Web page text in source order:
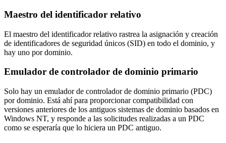
Maestro del identificador relativo
El maestro del identificador relativo rastrea la asignación y creación
de identificadores de seguridad únicos (SID) en todo el dominio, y
hay uno por dominio.
Emulador de controlador de dominio primario
Solo hay un emulador de controlador de dominio primario (PDC)
por dominio. Está ahí para proporcionar compatibilidad con
versiones anteriores de los antiguos sistemas de dominio basados ​​en
Windows NT, y responde a las solicitudes realizadas a un PDC
como se esperaría que lo hiciera un PDC antiguo.